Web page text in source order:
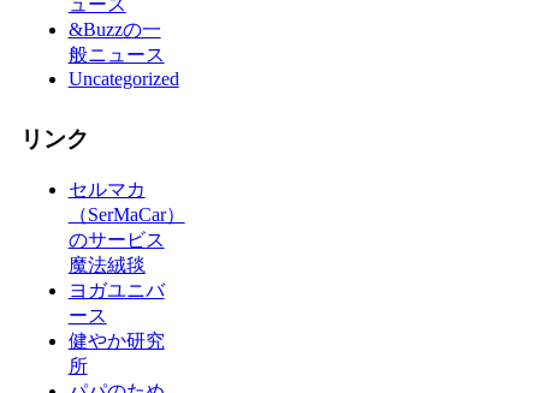
&Buzzの一
般ニュース
Uncategorized
リンク
セルマカ
（SerMaCar）
のサービス
魔法絨毯
ヨガユニバ
ース
健やか研究
所